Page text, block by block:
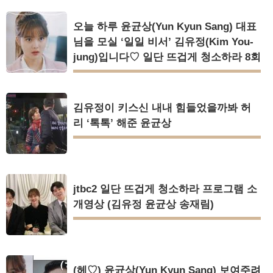
오늘 하루 윤균상(Yun Kyun Sang) 대표
님을 모실 ‘일일 비서’ 김유정(Kim You-
jung)입니다♡ 일단 뜨겁게 청소하라 8회
김유정이 키스신 내내 힘들었을까봐 허
리 ‘톡톡’ 해준 윤균상
jtbc2 일단 뜨겁게 청소하라 프로그램 소
개영상 (김유정 윤균상 송재림)
(헤♡) 윤균상(Yun Kyun Sang) 보여주려